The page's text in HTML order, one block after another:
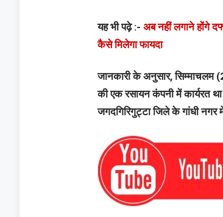
यह भी पढ़े :-अब नहीं लगाने होंगे
कैसे मिलेगा फायदा
जानकारी के अनुसार, सिम्माचलम
की एक रसायन कंपनी में कार्यरत
जगदगिरिगुट्टा जिले के गांधी नगर